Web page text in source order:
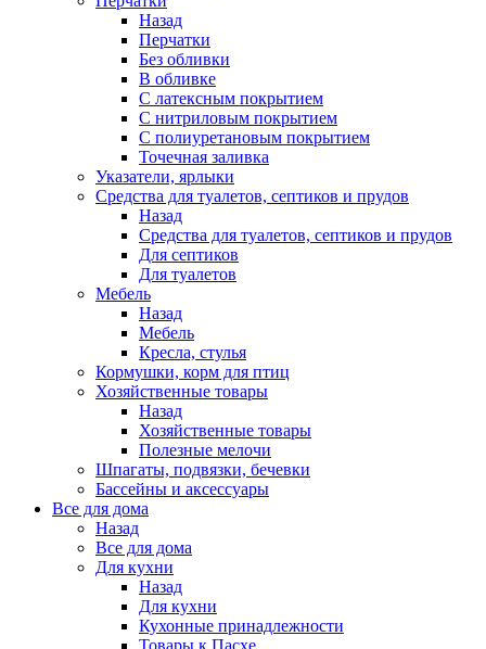
Назад
Перчатки
Без обливки
В обливке
С латексным покрытием
С нитриловым покрытием
С полиуретановым покрытием
Точечная заливка
Указатели, ярлыки
Средства для туалетов, септиков и прудов
Назад
Средства для туалетов, септиков и прудов
Для септиков
Для туалетов
Мебель
Назад
Мебель
Кресла, стулья
Кормушки, корм для птиц
Хозяйственные товары
Назад
Хозяйственные товары
Полезные мелочи
Шпагаты, подвязки, бечевки
Бассейны и аксессуары
Все для дома
Назад
Все для дома
Для кухни
Назад
Для кухни
Кухонные принадлежности
Товары к Пасхе